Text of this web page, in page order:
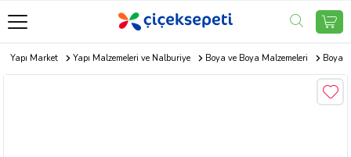
Yapı Market Yapı Malzemeleri ve Nalburiye Boya ve Boya Malzemeleri Boya